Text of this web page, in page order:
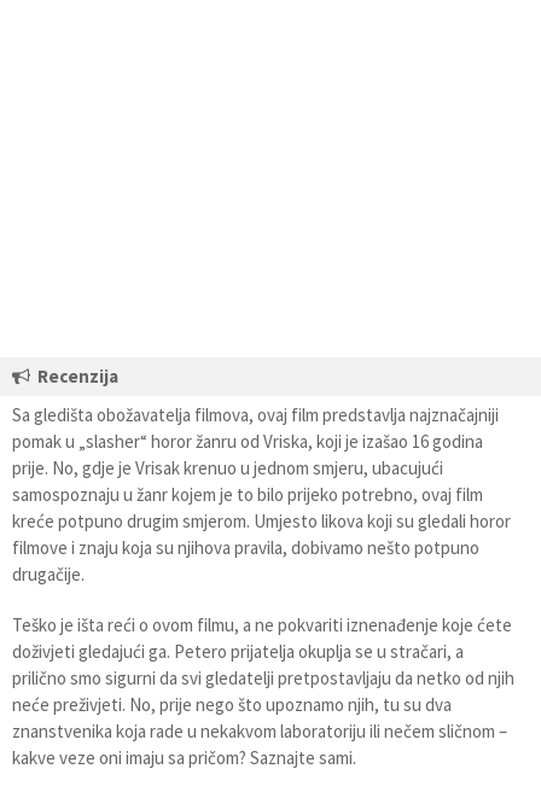
Recenzija
Sa gledišta obožavatelja filmova, ovaj film predstavlja najznačajniji
pomak u „slasher“ horor žanru od Vriska, koji je izašao 16 godina
prije. No, gdje je Vrisak krenuo u jednom smjeru, ubacujući
samospoznaju u žanr kojem je to bilo prijeko potrebno, ovaj film
kreće potpuno drugim smjerom. Umjesto likova koji su gledali horor
filmove i znaju koja su njihova pravila, dobivamo nešto potpuno
drugačije.
Teško je išta reći o ovom filmu, a ne pokvariti iznenađenje koje ćete
doživjeti gledajući ga. Petero prijatelja okuplja se u stračari, a
prilično smo sigurni da svi gledatelji pretpostavljaju da netko od njih
neće preživjeti. No, prije nego što upoznamo njih, tu su dva
znanstvenika koja rade u nekakvom laboratoriju ili nečem sličnom –
kakve veze oni imaju sa pričom? Saznajte sami.